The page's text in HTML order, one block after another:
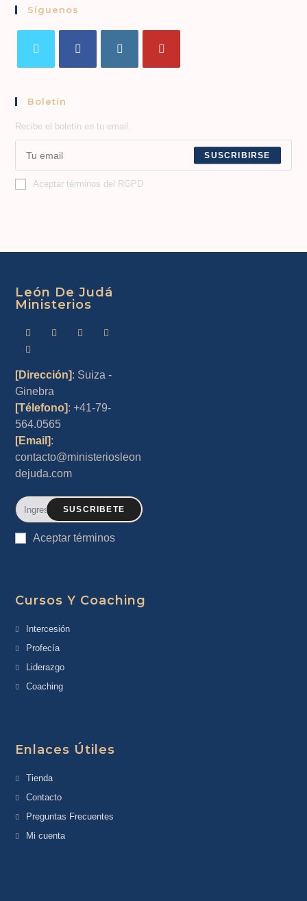
Síguenos
Boletín
Recibe el boletín en tu email.
SUSCRIBIRSE
Aceptar términos del RGPD
León De Judá
Ministerios
[Dirección]: Suiza -
Ginebra
[Télefono]: +41-79-
564.0565
[Email]:
contacto@ministeriosleon
dejuda.com
SUSCRIBETE
Aceptar términos
Cursos Y Coaching
Intercesión
Profecía
Liderazgo
Coaching
Enlaces Útiles
Tienda
Contacto
Preguntas Frecuentes
Mi cuenta